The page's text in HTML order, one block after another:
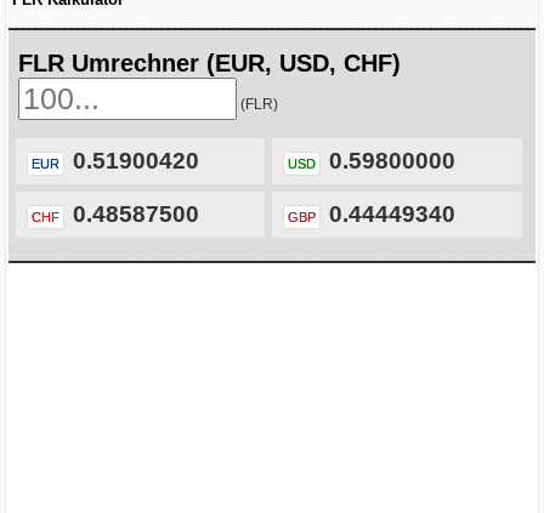
FLR Umrechner (EUR, USD, CHF)
(FLR)
EUR 0.51900420 USD 0.59800000
CHF 0.48587500 GBP 0.44449340